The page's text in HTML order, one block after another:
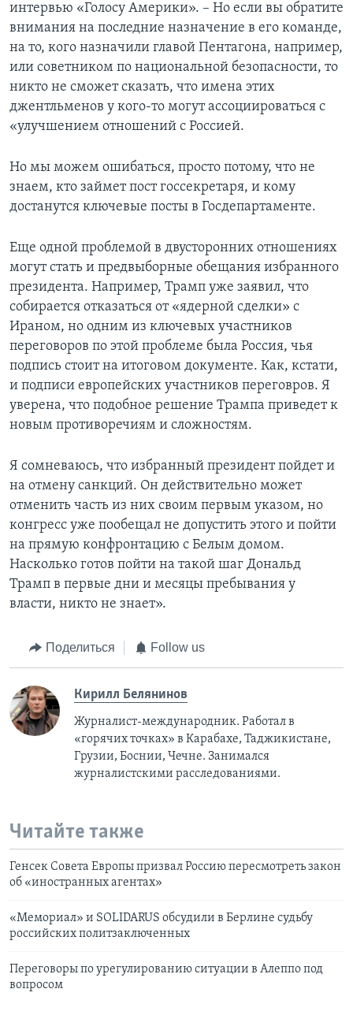
интервью «Голосу Америки». – Но если вы обратите
внимания на последние назначение в его команде,
на то, кого назначили главой Пентагона, например,
или советником по национальной безопасности, то
никто не сможет сказать, что имена этих
джентльменов у кого-то могут ассоциироваться с
«улучшением отношений с Россией.
Но мы можем ошибаться, просто потому, что не
знаем, кто займет пост госсекретаря, и кому
достанутся ключевые посты в Госдепартаменте.
Еще одной проблемой в двусторонних отношениях
могут стать и предвыборные обещания избранного
президента. Например, Трамп уже заявил, что
собирается отказаться от «ядерной сделки» с
Ираном, но одним из ключевых участников
переговоров по этой проблеме была Россия, чья
подпись стоит на итоговом документе. Как, кстати,
и подписи европейских участников переговров. Я
уверена, что подобное решение Трампа приведет к
новым противоречиям и сложностям.
Я сомневаюсь, что избранный президент пойдет и
на отмену санкций. Он действительно может
отменить часть из них своим первым указом, но
конгресс уже пообещал не допустить этого и пойти
на прямую конфронтацию с Белым домом.
Насколько готов пойти на такой шаг Дональд
Трамп в первые дни и месяцы пребывания у
власти, никто не знает».
Поделиться Follow us
Кирилл Белянинов
Журналист-международник. Работал в
«горячих точках» в Карабахе, Таджикистане,
Грузии, Боснии, Чечне. Занимался
журналистскими расследованиями.
Читайте также
Генсек Совета Европы призвал Россию пересмотреть закон
об «иностранных агентах»
«Мемориал» и SOLIDARUS обсудили в Берлине судьбу
российских политзаключенных
Переговоры по урегулированию ситуации в Алеппо под
вопросом